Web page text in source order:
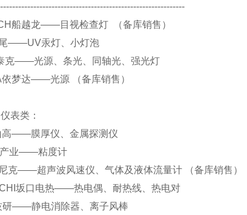
船越龙——目视检查灯 （备库销售）
——UV汞灯、小灯泡
克——光源、条光、同轴光、强光灯
依梦达——光源 （备库销售）
类：
高——膜厚仪、金属探测仪
产业——粘度计
克——超声波风速仪、气体及液体流量计 （备库销售）
坂口电热——热电偶、耐热线、热电对
研——静电消除器、离子风棒